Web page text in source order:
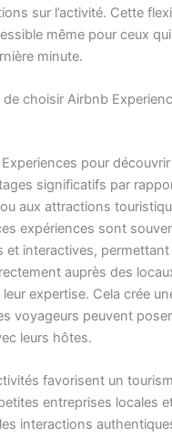
sur l’activité. Cette
même pour ceux
minute.
choisir Airbnb
pour
significatifs par
aux attractions
expériences sont
et interactives,
auprès des
expertise. Cela crée
voyageurs peuvent
leurs hôtes.
favorisent un
entreprises locales
interactions